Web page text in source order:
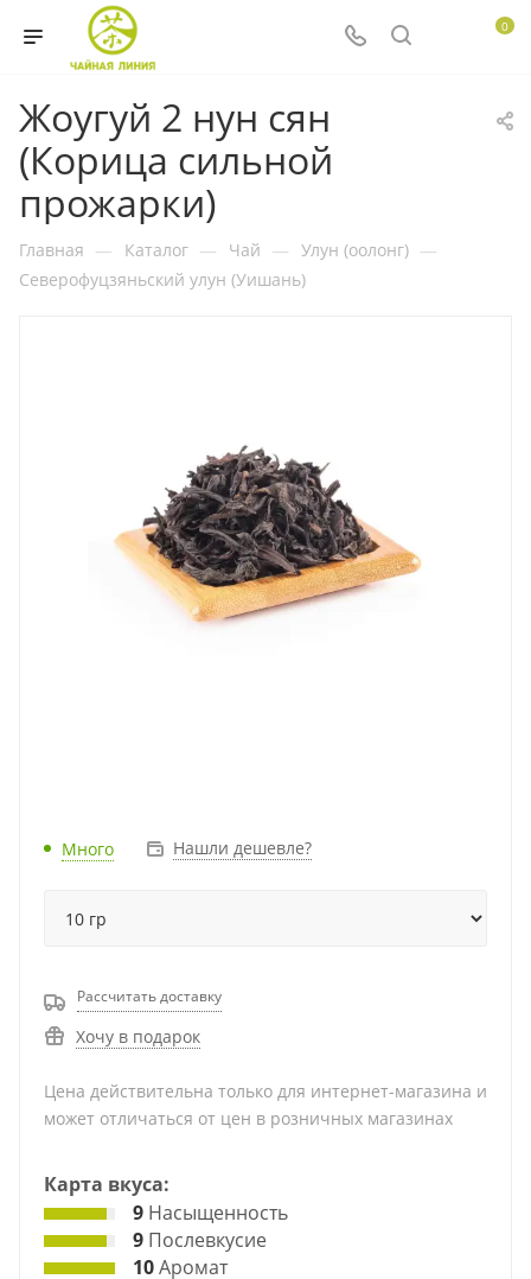
0
Жоугуй 2 нун сян
(Корица сильной
прожарки)
Главная — Каталог — Чай — Улун (оолонг) —
Северофуцзяньский улун (Уишань)
Много Нашли дешевле?
Рассчитать доставку
Хочу в подарок
Цена действительна только для интернет-магазина и
может отличаться от цен в розничных магазинах
Карта вкуса:
9 Насыщенность
9 Послевкусие
10Аромат